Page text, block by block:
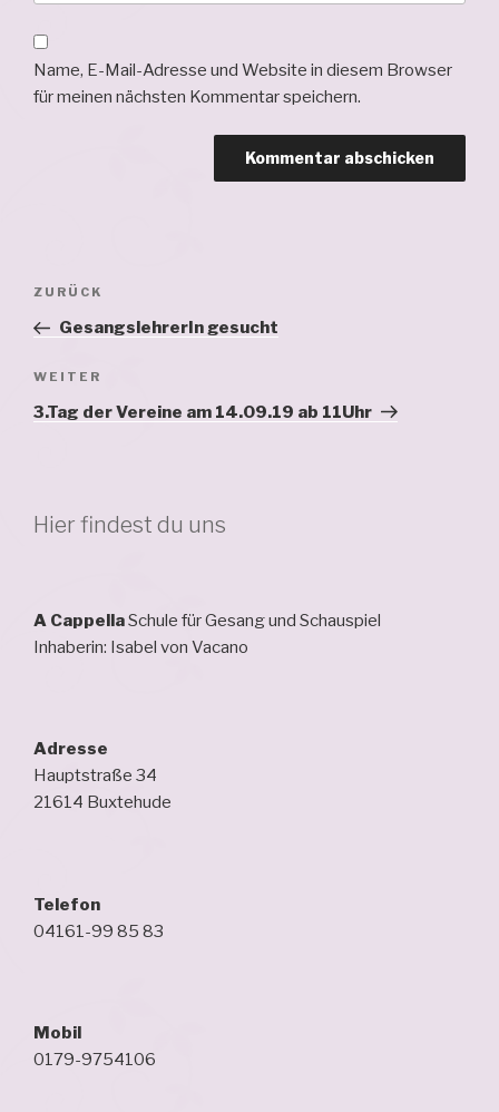
Name, E-Mail-Adresse und Website in diesem Browser
für meinen nächsten Kommentar speichern.
Beitragsnavigation
Vorheriger
Beitrag
ZURÜCK
GesangslehrerIn gesucht
Nächster
Beitrag
WEITER
3.Tag der Vereine am 14.09.19 ab 11Uhr
Hier findest du uns
A CappellaSchule für Gesang und Schauspiel
Inhaberin: Isabel von Vacano
Adresse
Hauptstraße 34
21614 Buxtehude
Telefon
04161-99 85 83
Mobil
0179-9754106